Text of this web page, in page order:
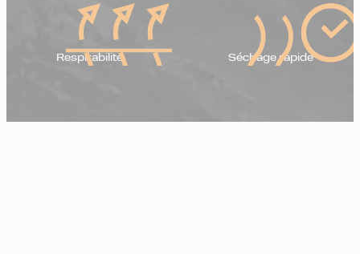
Respirabilité Séchage rapide